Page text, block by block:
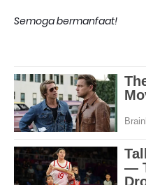
Semoga bermanfaat!